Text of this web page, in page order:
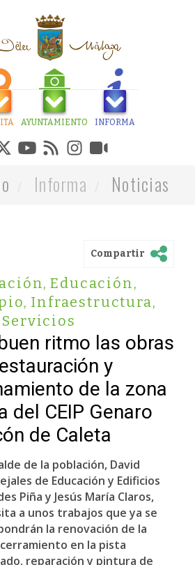
AYUNTAMIENTO INFORMA
Informa Noticias
Compartir
, Educación,
, Infraestructura,
Servicios
ritmo las obras
y
de la zona
del CEIP Genaro
de Caleta
de la población, David
de Educación y Edificios
Piña y Jesús María Claros,
a unos trabajos que ya se
la renovación de la
en la pista
reparación y pintura de